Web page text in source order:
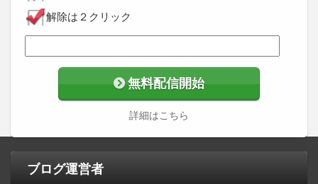
解除は２クリック
無料配信開始
詳細はこちら
ブログ運営者